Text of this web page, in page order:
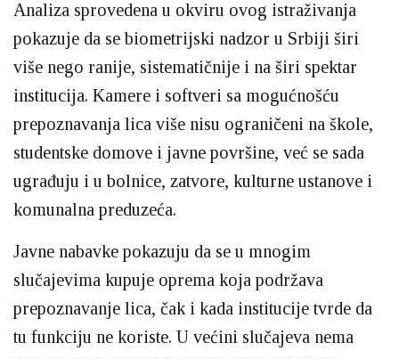
Analiza sprovedena u okviru ovog istraživanja
pokazuje da se biometrijski nadzor u Srbiji širi
više nego ranije, sistematičnije i na širi spektar
institucija. Kamere i softveri sa mogućnošću
prepoznavanja lica više nisu ograničeni na škole,
studentske domove i javne površine, već se sada
ugrađuju i u bolnice, zatvore, kulturne ustanove i
komunalna preduzeća.
Javne nabavke pokazuju da se u mnogim
slučajevima kupuje oprema koja podržava
prepoznavanje lica, čak i kada institucije tvrde da
tu funkciju ne koriste. U većini slučajeva nema